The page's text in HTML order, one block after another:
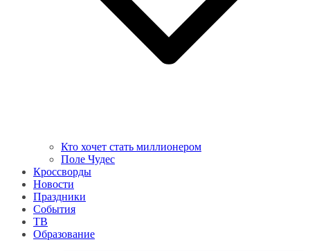
Кто хочет стать миллионером
Поле Чудес
Кроссворды
Новости
Праздники
События
ТВ
Образование